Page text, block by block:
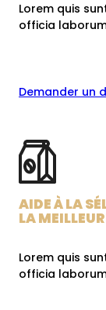
Lorem quis
officia
Demander un
AIDE À LA
LA
Lorem quis
officia